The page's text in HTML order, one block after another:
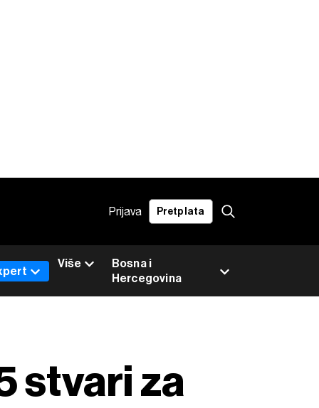
Prijava Pretplata
Bosna i
Hercegovina
Više
stvari za